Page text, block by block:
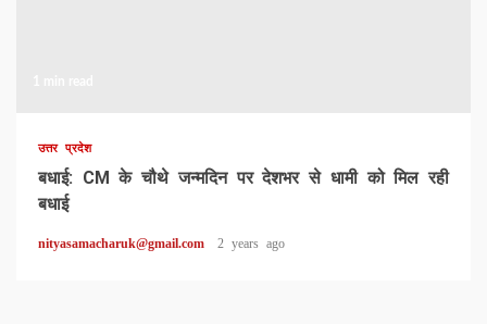
उत्तर प्रदेश
बधाई: CM के चौथे जन्मदिन पर देशभर से धामी को मिल रही
बधाई
nityasamacharuk@gmail.com 2 years ago